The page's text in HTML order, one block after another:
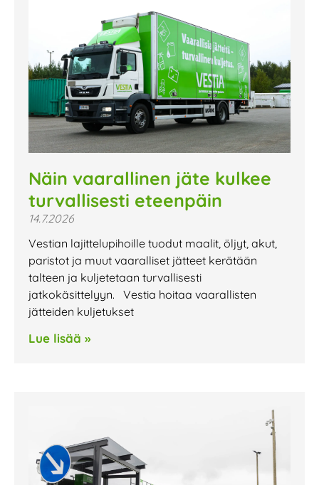
Näin vaarallinen jäte kulkee
turvallisesti eteenpäin
14.7.2026
Vestian lajittelupihoille tuodut maalit, öljyt, akut,
paristot ja muut vaaralliset jätteet kerätään
talteen ja kuljetetaan turvallisesti
jatkokäsittelyyn. Vestia hoitaa vaarallisten
jätteiden kuljetukset
Lue lisää »